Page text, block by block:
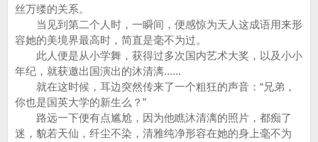
丝万缕的关系。
当见到第二个人时，一瞬间，便感惊为天人这成语用来形
容她的美境界最高时，简直是毫不为过。
此人便是从小学舞，获得过多次国内艺术大奖，以及小小
年纪，就获邀出国演出的沐清漓......
就在这时候，耳边突然传来了一个粗狂的声音：“兄弟，
你也是国英大学的新生么？”
路远一下便有点尴尬，因为他瞧沐清漓的照片，都痴了
迷，貌若天仙，纤尘不染，清雅纯净形容在她的身上毫不为